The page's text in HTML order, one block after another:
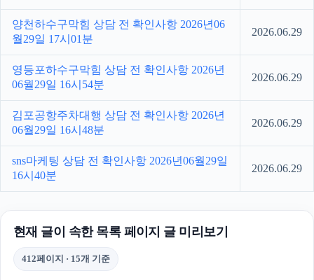
양천하수구막힘 상담 전 확인사항 2026년06
월29일 17시01분
2026.06.29
영등포하수구막힘 상담 전 확인사항 2026년
06월29일 16시54분
2026.06.29
김포공항주차대행 상담 전 확인사항 2026년
06월29일 16시48분
2026.06.29
sns마케팅 상담 전 확인사항 2026년06월29일
16시40분
2026.06.29
현재 글이 속한 목록 페이지 글 미리보기
412페이지 · 15개 기준